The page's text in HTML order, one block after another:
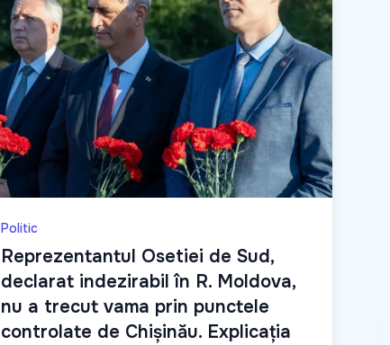
Politic
Reprezentantul Osetiei de Sud,
declarat indezirabil în R. Moldova,
nu a trecut vama prin punctele
controlate de Chișinău. Explicația